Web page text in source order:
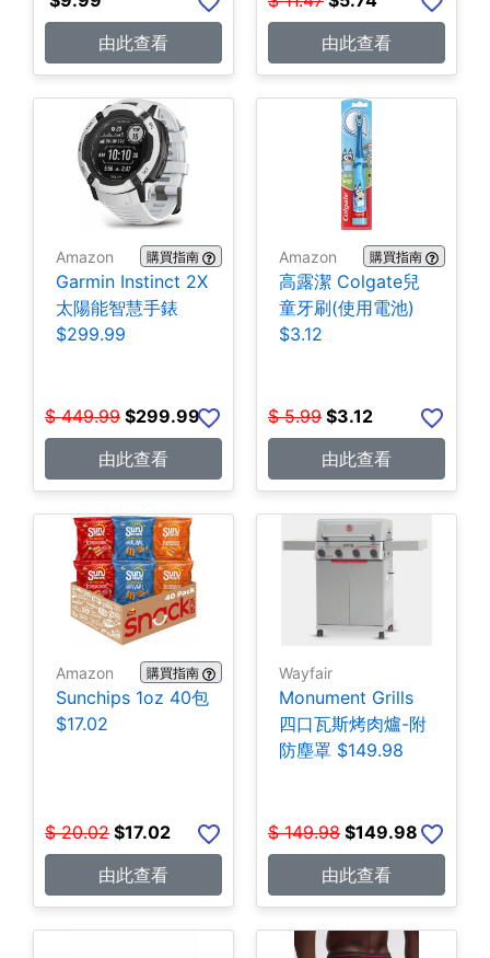
由此查看
由此查看
Amazon 購買指南
Garmin Instinct 2X
太陽能智慧手錶
$299.99
$ 449.99 $299.99
由此查看
Amazon 購買指南
高露潔 Colgate兒
童牙刷(使用電池)
$3.12
$ 5.99 $3.12
由此查看
Amazon 購買指南
Sunchips 1oz 40包
$17.02
$ 20.02 $17.02
由此查看
Wayfair
Monument Grills
四口瓦斯烤肉爐-附
防塵罩 $149.98
$ 149.98 $149.98
由此查看